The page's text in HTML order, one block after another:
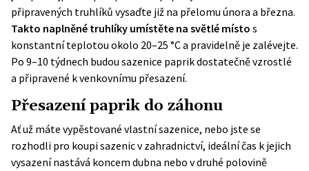
připravených truhlíků vysaďte již na přelomu února a března.
Takto naplněné truhlíky umístěte na světlé místo s
konstantní teplotou okolo 20–25 °C a pravidelně je zalévejte.
Po 9–10 týdnech budou sazenice paprik dostatečně vzrostlé
a připravené k venkovnímu přesazení.
Přesazení paprik do záhonu
Ať už máte vypěstované vlastní sazenice, nebo jste se
rozhodli pro koupi sazenic v zahradnictví, ideální čas k jejich
vysazení nastává koncem dubna nebo v druhé polovině